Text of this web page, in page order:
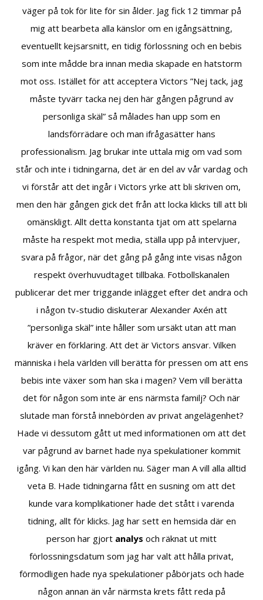
väger på tok för lite för sin ålder. Jag fick 12 timmar på
mig att bearbeta alla känslor om en igångsättning,
eventuellt kejsarsnitt, en tidig förlossning och en bebis
som inte mådde bra innan media skapade en hatstorm
mot oss. Istället för att acceptera Victors ”Nej tack, jag
måste tyvärr tacka nej den här gången pågrund av
personliga skäl” så målades han upp som en
landsförrädare och man ifrågasätter hans
professionalism. Jag brukar inte uttala mig om vad som
står och inte i tidningarna, det är en del av vår vardag och
vi förstår att det ingår i Victors yrke att bli skriven om,
men den här gången gick det från att locka klicks till att bli
omänskligt. Allt detta konstanta tjat om att spelarna
måste ha respekt mot media, ställa upp på intervjuer,
svara på frågor, när det gång på gång inte visas någon
respekt överhuvudtaget tillbaka. Fotbollskanalen
publicerar det mer triggande inlägget efter det andra och
i någon tv-studio diskuterar Alexander Axén att
”personliga skäl” inte håller som ursäkt utan att man
kräver en förklaring. Att det är Victors ansvar. Vilken
människa i hela världen vill berätta för pressen om att ens
bebis inte växer som han ska i magen? Vem vill berätta
det för någon som inte är ens närmsta familj? Och när
slutade man förstå innebörden av privat angelägenhet?
Hade vi dessutom gått ut med informationen om att det
var pågrund av barnet hade nya spekulationer kommit
igång. Vi kan den här världen nu. Säger man A vill alla alltid
veta B. Hade tidningarna fått en susning om att det
kunde vara komplikationer hade det stått i varenda
tidning, allt för klicks. Jag har sett en hemsida där en
person har gjort analys och räknat ut mitt
förlossningsdatum som jag har valt att hålla privat,
förmodligen hade nya spekulationer påbörjats och hade
någon annan än vår närmsta krets fått reda på